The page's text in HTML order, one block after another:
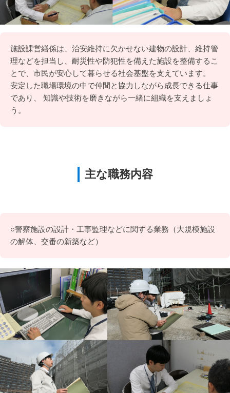
施設課営繕係は、治安維持に欠かせない建物の設計、維持管
理などを担当し、耐災性や防犯性を備えた施設を整備するこ
とで、市民が安心して暮らせる社会基盤を支えています。
安定した職場環境の中で仲間と協力しながら成長できる仕事
であり、 知識や技術を磨きながら一緒に組織を支えましょ
う。
主な職務内容
○警察施設の設計・工事監理などに関する業務（大規模施設
の解体、交番の新築など）